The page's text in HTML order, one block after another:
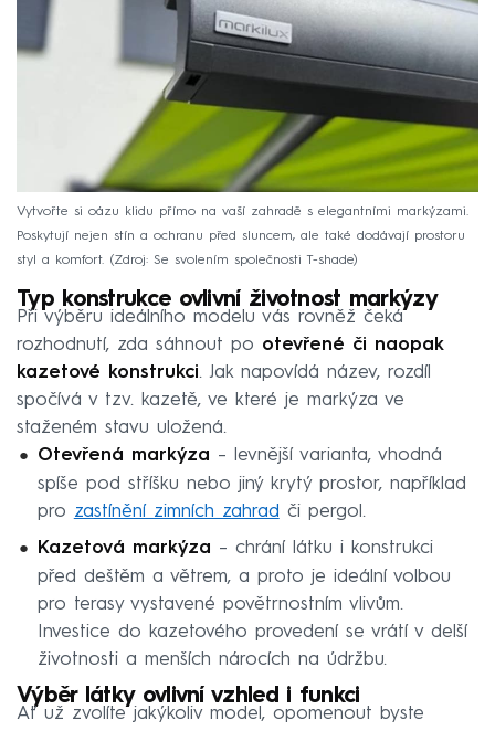
Vytvořte si oázu klidu přímo na vaší zahradě s elegantními markýzami.
Poskytují nejen stín a ochranu před sluncem, ale také dodávají prostoru
styl a komfort.
Zdroj: Se svolením společnosti T-shade
Typ konstrukce ovlivní životnost markýzy
Při výběru ideálního modelu vás rovněž čeká
rozhodnutí, zda sáhnout po otevřené či naopak
kazetové konstrukci. Jak napovídá název, rozdíl
spočívá v tzv. kazetě, ve které je markýza ve
staženém stavu uložená.
Otevřená markýza – levnější varianta, vhodná
spíše pod stříšku nebo jiný krytý prostor, například
pro zastínění zimních zahrad či pergol.
Kazetová markýza – chrání látku i konstrukci
před deštěm a větrem, a proto je ideální volbou
pro terasy vystavené povětrnostním vlivům.
Investice do kazetového provedení se vrátí v delší
životnosti a menších nárocích na údržbu.
Výběr látky ovlivní vzhled i funkci
Ať už zvolíte jakýkoliv model, opomenout byste